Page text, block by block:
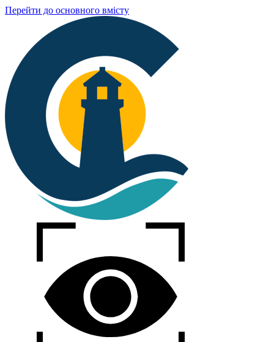
Перейти до основного вмісту